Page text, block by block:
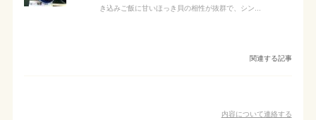
き込みご飯に甘いほっき貝の相性が抜群で、シン...
関連する記事
内容について連絡する